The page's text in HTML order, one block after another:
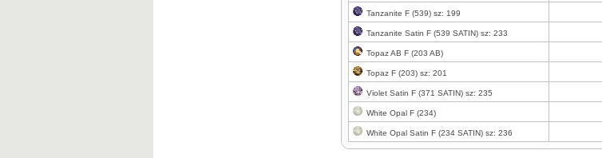
Tanzanite F (539) sz: 199
Tanzanite Satin F (539 SATIN) sz: 233
Topaz AB F (203 AB)
Topaz F (203) sz: 201
Violet Satin F (371 SATIN) sz: 235
White Opal F (234)
White Opal Satin F (234 SATIN) sz: 236